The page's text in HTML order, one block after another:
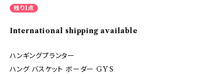
残り1点
International shipping available
ハンギングプランター
ハング バスケット ボーダー GY S